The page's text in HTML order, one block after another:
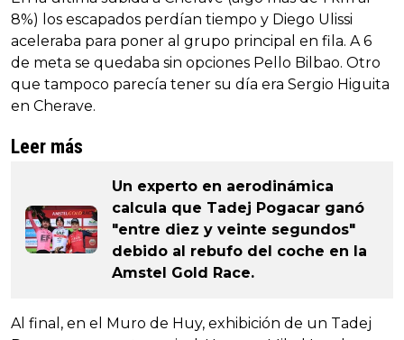
8%) los escapados perdían tiempo y Diego Ulissi
aceleraba para poner al grupo principal en fila. A 6
de meta se quedaba sin opciones Pello Bilbao. Otro
que tampoco parecía tener su día era Sergio Higuita
en Cherave.
Leer más
Un experto en aerodinámica
calcula que Tadej Pogacar ganó
"entre diez y veinte segundos"
debido al rebufo del coche en la
Amstel Gold Race.
Al final, en el Muro de Huy, exhibición de un Tadej